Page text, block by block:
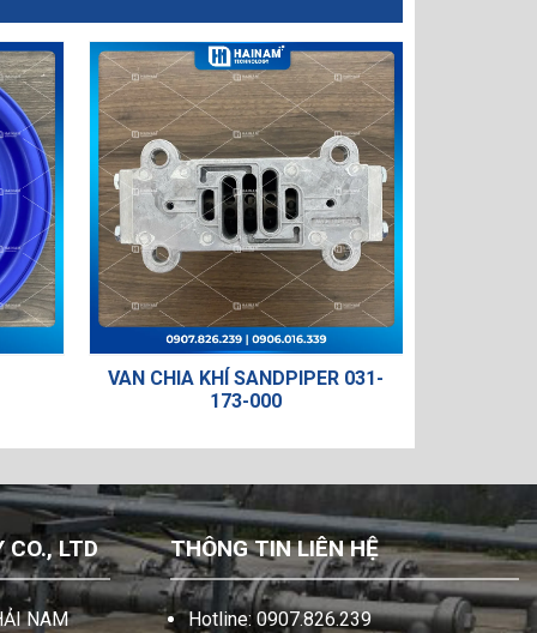
KHÍ SANDPIPER 031-
TRỤC BƠM 685-058-120
CO., LTD
NAM
THÔNG TIN LIÊN HỆ
Hotline: 0907.826.239